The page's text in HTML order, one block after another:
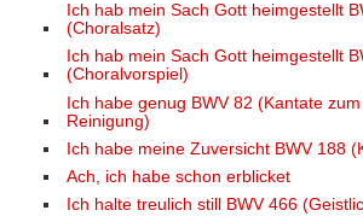
Ich hab mein Sach Gott heimgestellt
(Choralsatz)
Ich hab mein Sach Gott heimgestellt
(Choralvorspiel)
Ich habe genug BWV 82 (Kantate
Reinigung)
Ich habe meine Zuversicht BWV 188
Ach, ich habe schon erblicket
Ich halte treulich still BWV 466